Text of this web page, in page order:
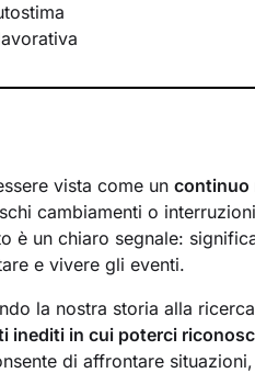
vista come un continuo
cambiamenti o
è un chiaro segnale:
e vivere gli eventi.
la nostra storia alla
inediti in cui poterci
di affrontare